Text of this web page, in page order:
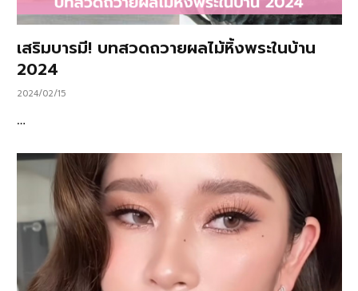
เสริมบารมี! บทสวดถวายผลไม้หิ้งพระในบ้าน
2024
2024/02/15
…